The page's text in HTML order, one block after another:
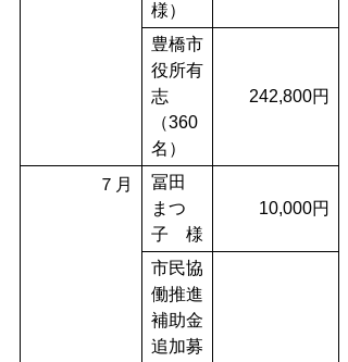
様）
豊橋市
役所有
志
（360
名）
242,800円
７月
冨田
まつ
子 様
10,000円
市民協
働推進
補助金
追加募